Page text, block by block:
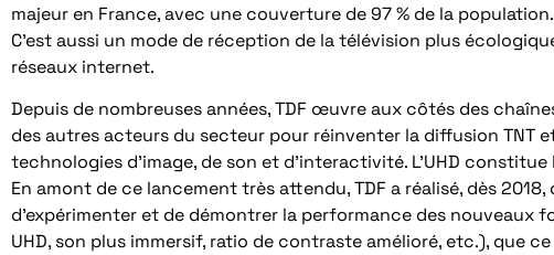
majeur en France, avec une couverture de 97 % de la population.
C’est aussi un mode de réception de la télévision plus
réseaux internet.
Depuis de nombreuses années, TDF œuvre aux côtés des
des autres acteurs du secteur pour réinventer la diffusion TNT
technologies d’image, de son et d’interactivité. L’UHD
En amont de ce lancement très attendu, TDF a réalisé, dès
d’expérimenter et de démontrer la performance des
UHD, son plus immersif, ratio de contraste amélioré, etc.), que